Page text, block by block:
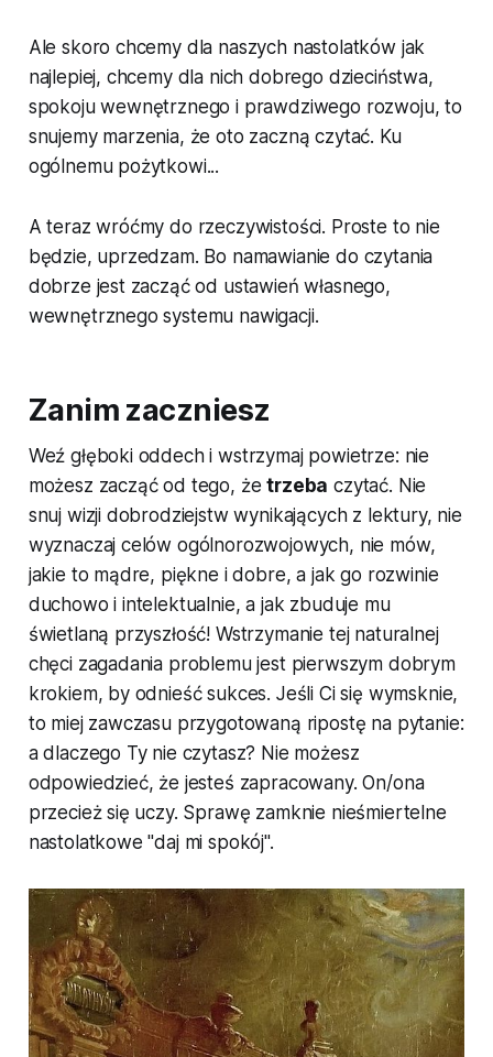
Ale skoro chcemy dla naszych nastolatków jak
najlepiej, chcemy dla nich dobrego dzieciństwa,
spokoju wewnętrznego i prawdziwego rozwoju, to
snujemy marzenia, że oto zaczną czytać. Ku
ogólnemu pożytkowi...
A teraz wróćmy do rzeczywistości. Proste to nie
będzie, uprzedzam. Bo namawianie do czytania
dobrze jest zacząć od ustawień własnego,
wewnętrznego systemu nawigacji.
Zanim zaczniesz
Weź głęboki oddech i wstrzymaj powietrze: nie
możesz zacząć od tego, żetrzeba czytać. Nie
snuj wizji dobrodziejstw wynikających z lektury, nie
wyznaczaj celów ogólnorozwojowych, nie mów,
jakie to mądre, piękne i dobre, a jak go rozwinie
duchowo i intelektualnie, a jak zbuduje mu
świetlaną przyszłość! Wstrzymanie tej naturalnej
chęci zagadania problemu jest pierwszym dobrym
krokiem, by odnieść sukces. Jeśli Ci się wymsknie,
to miej zawczasu przygotowaną ripostę na pytanie:
a dlaczego Ty nie czytasz? Nie możesz
odpowiedzieć, że jesteś zapracowany. On/ona
przecież się uczy. Sprawę zamknie nieśmiertelne
nastolatkowe "daj mi spokój".